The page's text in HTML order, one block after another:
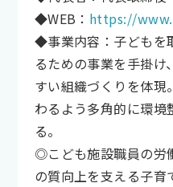
◆WEB： https://
◆事業内容：子どもを
るための事業を手掛け
すい組織づくりを体
わるよう多角的に環
る。
◎こども施設職員の労
の質向上を支える子